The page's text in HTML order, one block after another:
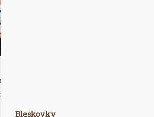
od oficiálního zahájení
zástupci projektu první čísla
Bleskovky